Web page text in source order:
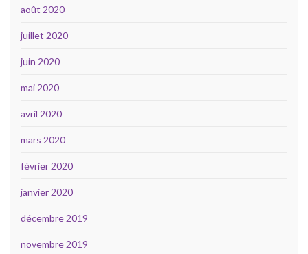
août 2020
juillet 2020
juin 2020
mai 2020
avril 2020
mars 2020
février 2020
janvier 2020
décembre 2019
novembre 2019